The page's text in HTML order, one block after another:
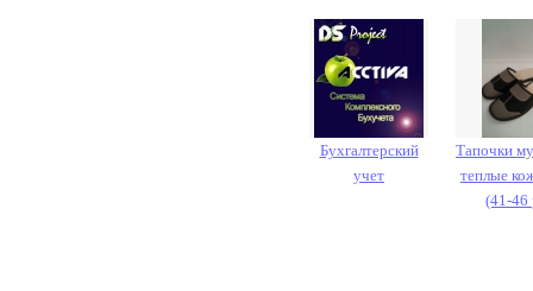
Бухгалтерский
учет
Тапочки
теплые
(41-46